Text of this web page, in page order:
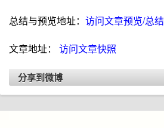
总结与预览地址： 访问文章预览/总结
文章地址： 访问文章快照
分享到微博